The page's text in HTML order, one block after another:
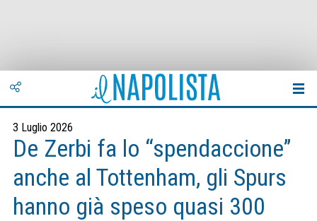
3 Luglio 2026
De Zerbi fa lo “spendaccione”
anche al Tottenham, gli Spurs
hanno già speso quasi 300